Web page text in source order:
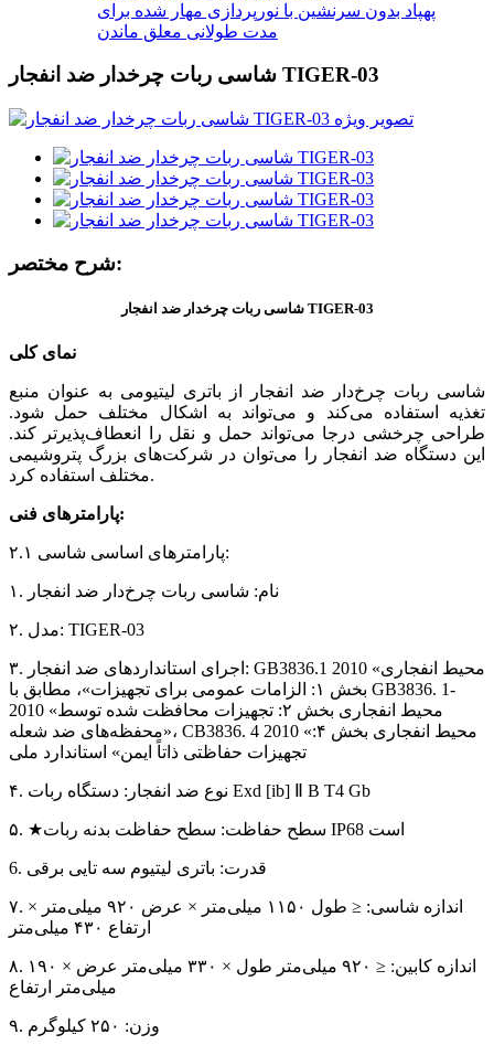
پهپاد بدون سرنشین با نورپردازی مهار شده برای
مدت طولانی معلق ماندن
شاسی ربات چرخدار ضد انفجار TIGER-03
شرح مختصر:
شاسی ربات چرخدار ضد انفجار TIGER-03
نمای کلی
شاسی ربات چرخ‌دار ضد انفجار از باتری لیتیومی به عنوان منبع
تغذیه استفاده می‌کند و می‌تواند به اشکال مختلف حمل شود.
طراحی چرخشی درجا می‌تواند حمل و نقل را انعطاف‌پذیرتر کند.
این دستگاه ضد انفجار را می‌توان در شرکت‌های بزرگ پتروشیمی
مختلف استفاده کرد.
پارامترهای فنی:
۲.۱ پارامترهای اساسی شاسی:
۱. نام: شاسی ربات چرخ‌دار ضد انفجار
۲. مدل: TIGER-03
۳. اجرای استانداردهای ضد انفجار: GB3836.1 2010 «محیط انفجاری
بخش ۱: الزامات عمومی برای تجهیزات»، مطابق با GB3836. 1-
2010 «محیط انفجاری بخش ۲: تجهیزات محافظت شده توسط
محفظه‌های ضد شعله»، CB3836. 4 2010 «محیط انفجاری بخش ۴:
تجهیزات حفاظتی ذاتاً ایمن» استاندارد ملی
۴. نوع ضد انفجار: دستگاه ربات Exd [ib] Ⅱ B T4 Gb
۵. ★سطح حفاظت: سطح حفاظت بدنه ربات IP68 است
6. قدرت: باتری لیتیوم سه تایی برقی
۷. اندازه شاسی: ≤ طول ۱۱۵۰ میلی‌متر × عرض ۹۲۰ میلی‌متر ×
ارتفاع ۴۳۰ میلی‌متر
۸. اندازه کابین: ≤ ۹۲۰ میلی‌متر طول × ۳۳۰ میلی‌متر عرض × ۱۹۰
میلی‌متر ارتفاع
۹. وزن: ۲۵۰ کیلوگرم